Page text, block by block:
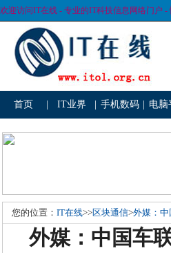
欢迎访问IT在线 - 专业的IT科技信息网络门户 -
首页 IT业界 手机数码 电脑
您的位置： IT在线>>区块通信>外媒：
外媒：中国车